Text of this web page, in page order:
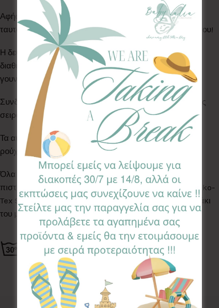
Αφήστε το μωρό σας να ανακαλύψει τις υφές &
ταυτόχρονα να δαγκώσει ασφαλή υλικά για την ηλικία του!
Η δεύτερη όψη στα αυτάκια επιλέγεται βάση
διαθεσιμότητας ανάμεσα στο πικέ, στο minky & στο
γουνάκι, σε χρώματα ταιριαστά με το βασικό σχέδιο.
Συνδυάστε το με τη σαλιάρα & το κλιπ πιπίλας της ίδιας
σειράς, αλλά και υπόλοιπα προϊόντα!
Τα αυτάκια αφαιρούνται & πλένονται στο πλυντήριο
ρούχων στους 30°C. Ο κρίκος καθαρίζεται στο χέρι.
Όλα τα Υφάσματα της συλλογής μας είναι ελεγμένα &
πιστοποιημένα για βλαβερές ουσίες σύμφωνα με το Oeko-
Tex Standard 100, κατάλληλα για το ευαίσθητο δερματάκι
του μωρού σας.
Κωδικός προϊόντος:
THR-ML